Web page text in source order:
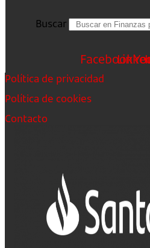
Buscar
Facebook
Política de privacidad
Política de cookies
Contacto